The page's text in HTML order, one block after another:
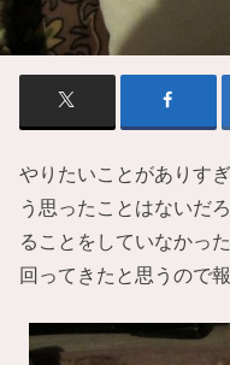
やりたいことがありす
う思ったことはないだ
ることをしていなかっ
回ってきたと思うので